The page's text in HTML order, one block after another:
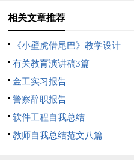
相关文章推荐
《小壁虎借尾巴》教学设计
有关教育演讲稿3篇
金工实习报告
警察辞职报告
软件工程自我总结
教师自我总结范文八篇